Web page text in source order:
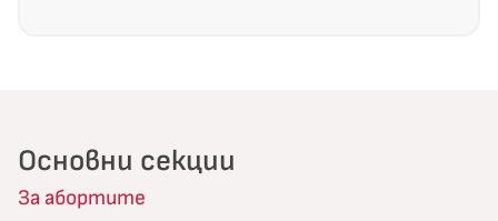
Основни секции
За абортите